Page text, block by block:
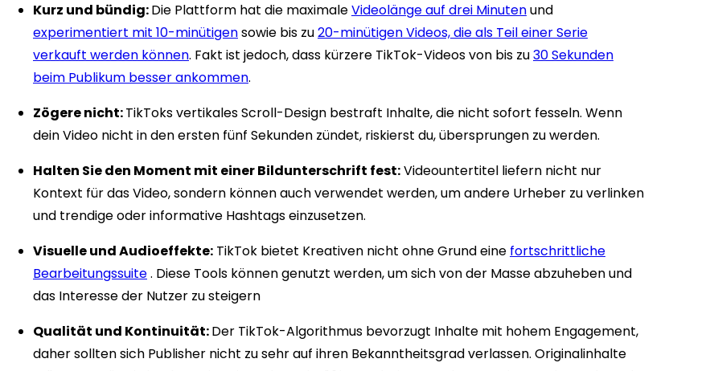
Kurz und bündig:Die Plattform hat die maximaleVideolänge auf drei Minutenund
experimentiert mit 10-minütigensowie bis zu20-minütigen Videos, die als Teil einer Serie
verkauft werden können. Fakt ist jedoch, dass kürzere TikTok-Videos von bis zu30 Sekunden
beim Publikum besser ankommen.
Zögere nicht:TikToks vertikales Scroll-Design bestraft Inhalte, die nicht sofort fesseln. Wenn
dein Video nicht in den ersten fünf Sekunden zündet, riskierst du, übersprungen zu werden.
Halten Sie den Moment mit einer Bildunterschrift fest:Videountertitel liefern nicht nur
Kontext für das Video, sondern können auch verwendet werden, um andere Urheber zu verlinken
und trendige oder informative Hashtags einzusetzen.
Visuelle und Audioeffekte: TikTok bietet Kreativen nicht ohne Grund eine fortschrittliche
Bearbeitungssuite. Diese Tools können genutzt werden, um sich von der Masse abzuheben und
das Interesse der Nutzer zu steigern
Qualität und Kontinuität:Der TikTok-Algorithmus bevorzugt Inhalte mit hohem Engagement,
daher sollten sich Publisher nicht zu sehr auf ihren Bekanntheitsgrad verlassen. Originalinhalte